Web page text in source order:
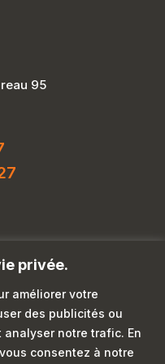
privée.
améliorer votre
des publicités ou
notre trafic. En
consentez à notre
95